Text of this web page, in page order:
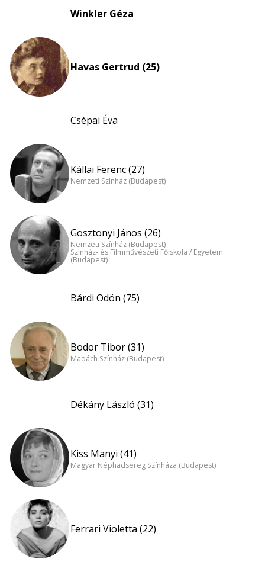
Winkler Géza
Havas Gertrud (25)
Csépai Éva
Kállai Ferenc (27)
Nemzeti Színház (Budapest)
Gosztonyi János (26)
Nemzeti Színház (Budapest)
Színház- és Filmművészeti Főiskola / Egyetem
(Budapest)
Bárdi Ödön (75)
Bodor Tibor (31)
Madách Színház (Budapest)
Dékány László (31)
Kiss Manyi (41)
Magyar Néphadsereg Színháza (Budapest)
Ferrari Violetta (22)